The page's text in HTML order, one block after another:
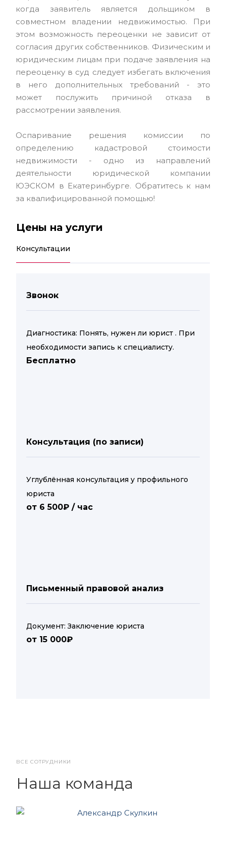
когда заявитель является дольщиком в
совместном владении недвижимостью. При
этом возможность переоценки не зависит от
согласия других собственников. Физическим и
юридическим лицам при подаче заявления на
переоценку в суд следует избегать включения
в него дополнительных требований - это
может послужить причиной отказа в
рассмотрении заявления.
Оспаривание решения комиссии по
определению кадастровой стоимости
недвижимости - одно из направлений
деятельности юридической компании
ЮЭСКОМ в Екатеринбурге. Обратитесь к нам
за квалифицированной помощью!
Цены на услуги
Консультации
Звонок
Диагностика: Понять, нужен ли юрист . При
необходимости запись к специалисту.
Бесплатно
Консультация (по записи)
Углублённая консультация у профильного
юриста
от 6 500₽ / час
Письменный правовой анализ
Документ: Заключение юриста
от 15 000₽
ВСЕ СОТРУДНИКИ
Наша команда